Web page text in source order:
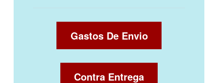
Gastos De Envio
Contra Entrega